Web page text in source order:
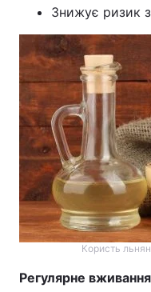
Знижує ризик
Користь
Регулярне вживання